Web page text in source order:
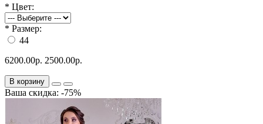
* Цвет:
* Размер:
44
6200.00р. 2500.00р.
В корзину
Ваша скидка: -75%